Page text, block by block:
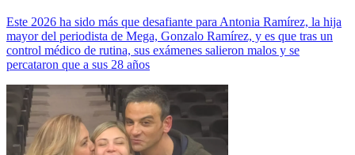
Este 2026 ha sido más que desafiante para Antonia Ramírez, la hija
mayor del periodista de Mega, Gonzalo Ramírez, y es que tras un
control médico de rutina, sus exámenes salieron malos y se
percataron que a sus 28 años